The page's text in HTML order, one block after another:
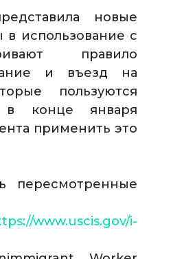
новые
использование с
правило
и въезд на
пользуются
в конце января
применить это
пересмотренные
www.uscis.gov/i-